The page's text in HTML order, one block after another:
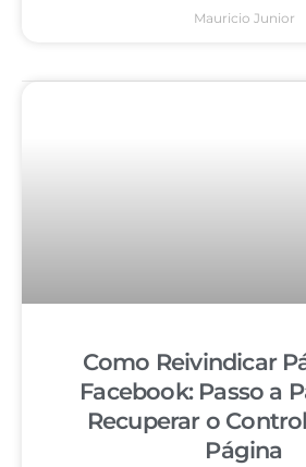
Mauricio Junior
Como Reivindicar
Facebook: Passo a
Recuperar o
Página